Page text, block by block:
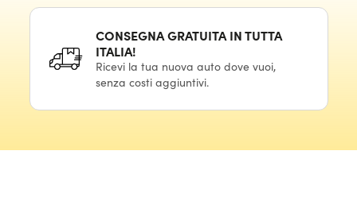
CONSEGNA GRATUITA IN TUTTA
ITALIA!
Ricevi la tua nuova auto dove vuoi,
senza costi aggiuntivi.